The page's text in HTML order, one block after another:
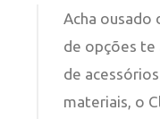
Acha ousado
de opções te
de
materiais, o